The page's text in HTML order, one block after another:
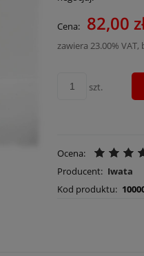
Cena: 82,00
zawiera 23.00%
szt.
Ocena:
Producent: Iwata
Kod produktu: